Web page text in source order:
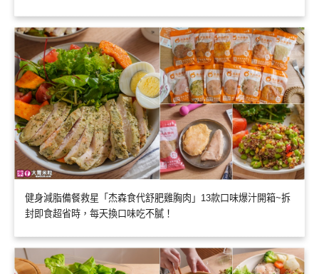
健身減脂備餐救星「杰森食代舒肥雞胸肉」13款口味爆汁開箱~拆
封即食超省時，每天換口味吃不膩！